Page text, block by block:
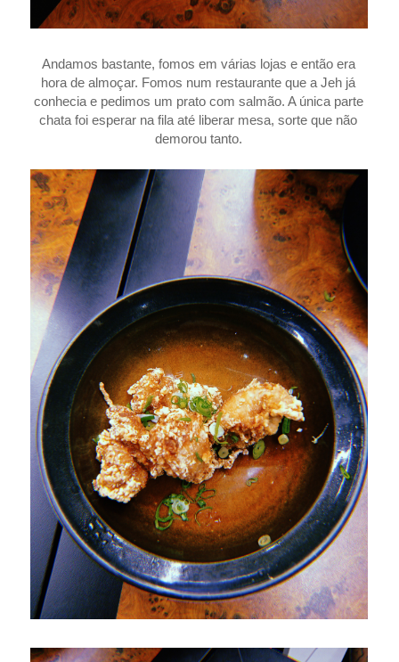
Andamos bastante, fomos em várias lojas e então era
hora de almoçar. Fomos num restaurante que a Jeh já
conhecia e pedimos um prato com salmão. A única parte
chata foi esperar na fila até liberar mesa, sorte que não
demorou tanto.